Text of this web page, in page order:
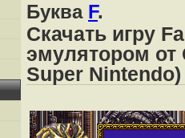
Буква F.
Скачать игру
эмулятором от
Super Nintendo)